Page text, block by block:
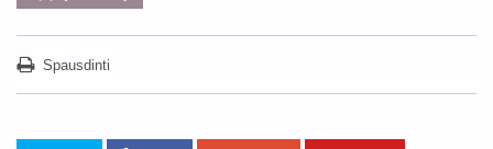
Spausdinti